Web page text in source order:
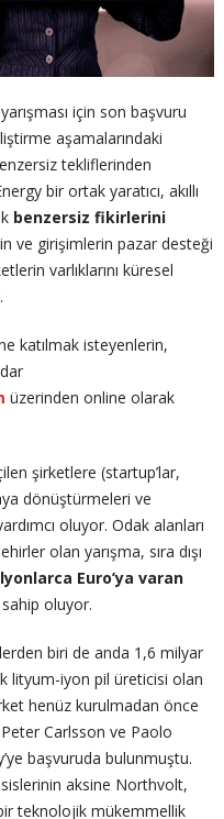
için son başvuru
aşamalarındaki
tekliflerinden
bir ortak yaratıcı, akıllı
benzersiz fikirlerini
ve girişimlerin pazar desteği
varlıklarını küresel
katılmak isteyenlerin,
üzerinden online olarak
şirketlere (startup’lar,
dönüştürmeleri ve
oluyor. Odak alanları
olan yarışma, sıra dışı
Euro’ya varan
oluyor.
biri de anda 1,6 milyar
lityum-iyon pil üreticisi olan
henüz kurulmadan önce
Carlsson ve Paolo
başvuruda bulunmuştu.
aksine Northvolt,
teknolojik mükemmellik